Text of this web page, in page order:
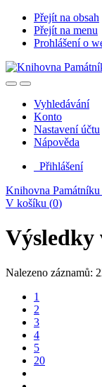
Přejít na obsah
Přejít na menu
Prohlášení o
Vyhledávání
Konto
Nastavení účtu
Nápověda
Přihlášení
Knihovna
V košíku (0)
Výsledky
Nalezeno záznamů:
1
2
3
4
5
20